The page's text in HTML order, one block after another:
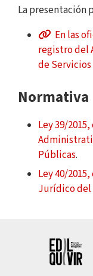
La presentación
En las
registro del
de
Normativa
Ley 39/
Públicas.
Ley 40/
Jurídico